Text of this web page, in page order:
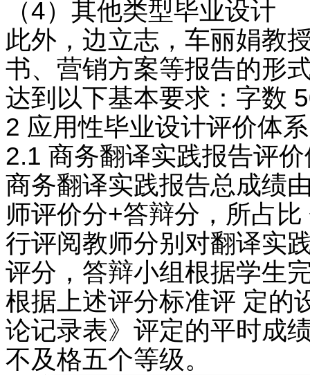
（4）其他类型毕业设计
此外，边立志，车丽娟教
书、营销方案等报告的形
达到以下基本要求：字数
2 应用性毕业设计评价体
2.1 商务翻译实践报告评
商务翻译实践报告总成绩
师评价分+答辩分，所占
行评阅教师分别对翻译实
评分，答辩小组根据学生
根据上述评分标准评 定的
论记录表》评定的平时成
不及格五个等级。